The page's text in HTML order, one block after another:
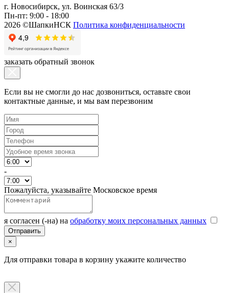
г. Новосибирск, ул. Воинская 63/3
Пн-пт: 9:00 - 18:00
2026 ©ШапкиНСК Политика конфиденциальности
заказать обратный звонок
Если вы не смогли до нас дозвониться, оставьте свои
контактные данные, и мы вам перезвоним
-
Пожалуйста, указывайте Московское время
я согласен (-на) на обработку моих персональных данных
×
Для отправки товара в корзину укажите количество